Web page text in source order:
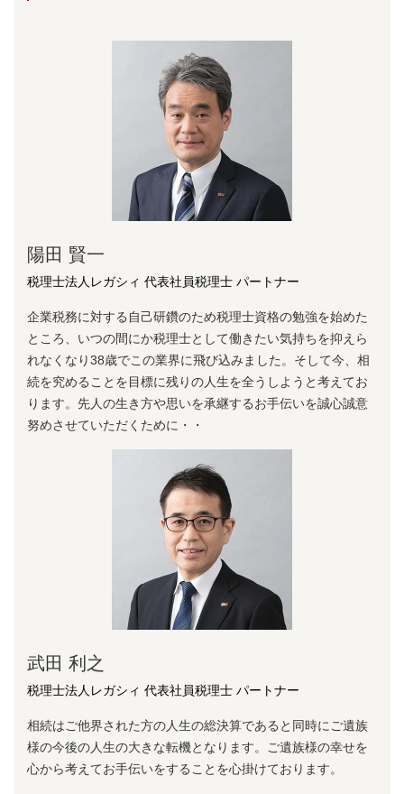
陽⽥ 賢⼀
税理士法人レガシィ 代表社員税理士 パートナー
企業税務に対する⾃⼰研鑽のため税理⼠資格の勉強を始めた
ところ、いつの間にか税理⼠として働きたい気持ちを抑えら
れなくなり38歳でこの業界に⾶び込みました。そして今、相
続を究めることを⽬標に残りの⼈⽣を全うしようと考えてお
ります。先⼈の⽣き⽅や思いを承継するお⼿伝いを誠⼼誠意
努めさせていただくために・・
武田 利之
税理士法人レガシィ 代表社員税理士 パートナー
相続はご他界された方の人生の総決算であると同時にご遺族
様の今後の人生の大きな転機となります。ご遺族様の幸せを
心から考えてお手伝いをすることを心掛けております。